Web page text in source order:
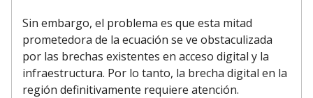
Sin embargo, el problema es que esta mitad
prometedora de la ecuación se ve obstaculizada
por las brechas existentes en acceso digital y la
infraestructura. Por lo tanto, la brecha digital en la
región definitivamente requiere atención.